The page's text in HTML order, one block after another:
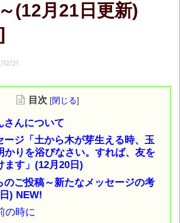
(12月21日更新)
21
目次 [閉じる]
さんについて
ージ「土から木が芽生える時、玉
かりを浴びなさい。すれば、友を
ます」(12月20日)
のご投稿～新たなメッセージの考
) NEW!
の時に